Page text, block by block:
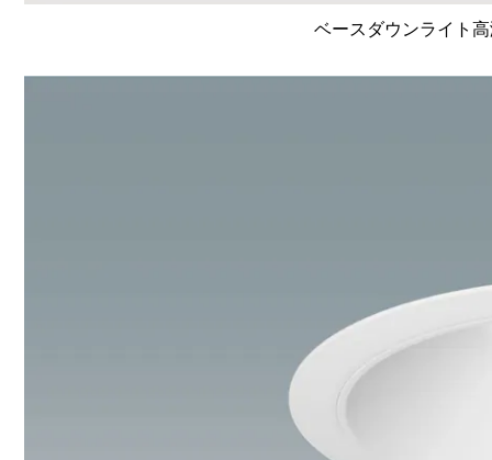
ベースダウンライト